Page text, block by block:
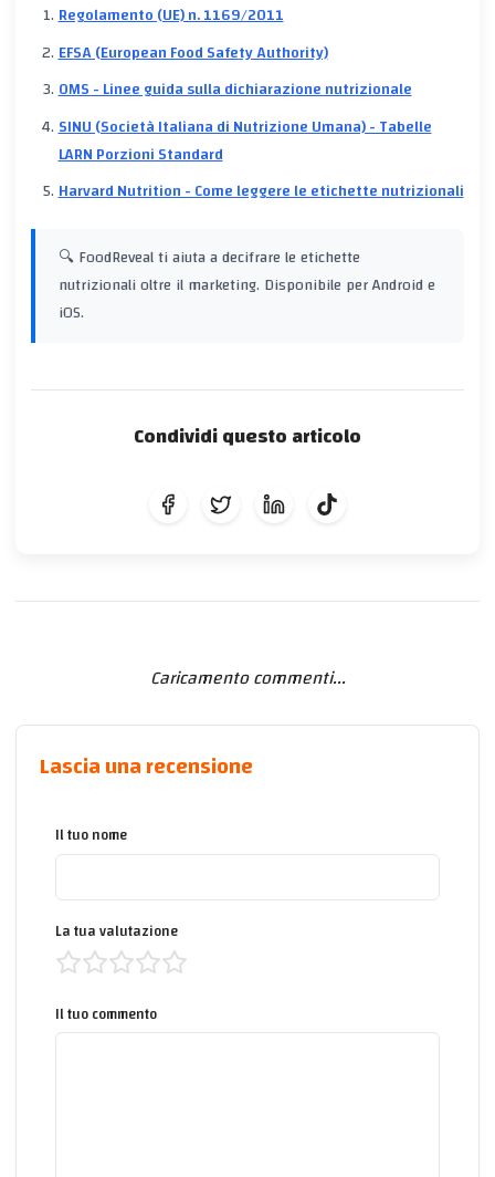
Regolamento (UE) n. 1169/2011
EFSA (European Food Safety Authority)
OMS - Linee guida sulla dichiarazione nutrizionale
SINU (Società Italiana di Nutrizione Umana) - Tabelle
LARN Porzioni Standard
Harvard Nutrition - Come leggere le etichette nutrizionali
🔍 FoodReveal ti aiuta a decifrare le etichette
nutrizionali oltre il marketing. Disponibile per Android e
iOS.
Condividi questo articolo
Caricamento commenti...
Lascia una recensione
Il tuo nome
La tua valutazione
Il tuo commento